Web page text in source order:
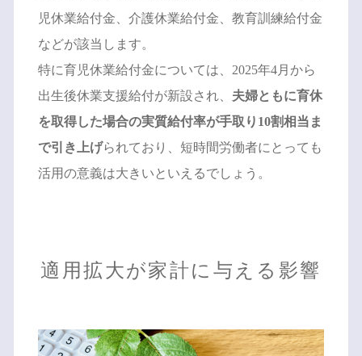
児休業給付金、介護休業給付金、教育訓練給付金
などが該当します。
特に育児休業給付金については、2025年4月から
出生後休業支援給付が新設され、 夫婦ともに育休
を取得した場合の実質給付率が手取り10割相当ま
で引き上げられており、短時間労働者にとっても
活用の意義は大きいといえるでしょう。
適用拡大が家計に与える影響